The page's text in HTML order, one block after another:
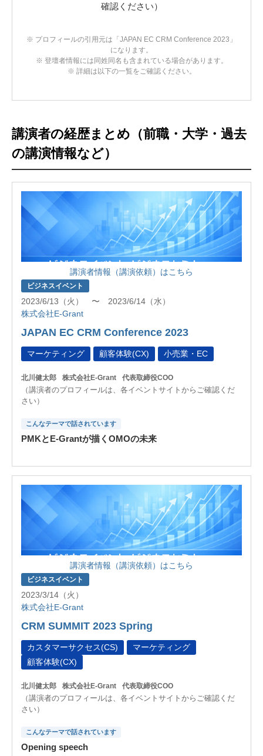
確認ください）
※ プロフィールの引用元は「JAPAN EC CRM Conference 2023」
になります。
※ 登壇者情報には同姓同名も含まれている場合があります。
※ 詳細は以下の一覧をご確認ください。
講演者の経歴まとめ（前職・大学・過去
の講演情報など）
講演者情報（講演依頼）はこちら
ビジネスイベント
2023/6/13（火） 〜 2023/6/14（水）
株式会社E-Grant
JAPAN EC CRM Conference 2023
マーケティング 顧客体験(CX) 小売業・EC
北川健太郎 株式会社E-Grant 代表取締役COO
（講演者のプロフィールは、各イベントサイトからご確認くだ
さい）
こんなテーマで話されています
PMKとE-Grantが描くOMOの未来
講演者情報（講演依頼）はこちら
ビジネスイベント
2023/3/14（火）
株式会社E-Grant
CRM SUMMIT 2023 Spring
カスタマーサクセス(CS)
マーケティング
顧客体験(CX)
北川健太郎 株式会社E-Grant 代表取締役COO
（講演者のプロフィールは、各イベントサイトからご確認くだ
さい）
こんなテーマで話されています
Opening speech